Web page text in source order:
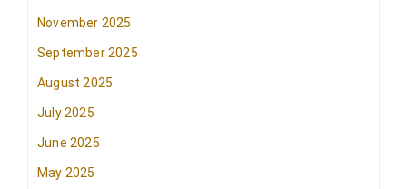
November 2025
September 2025
August 2025
July 2025
June 2025
May 2025